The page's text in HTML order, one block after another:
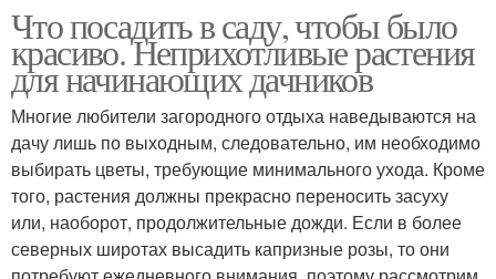
Что посадить в саду, чтобы было
красиво. Неприхотливые растения
для начинающих дачников
Многие любители загородного отдыха наведываются на
дачу лишь по выходным, следовательно, им необходимо
выбирать цветы, требующие минимального ухода. Кроме
того, растения должны прекрасно переносить засуху
или, наоборот, продолжительные дожди. Если в более
северных широтах высадить капризные розы, то они